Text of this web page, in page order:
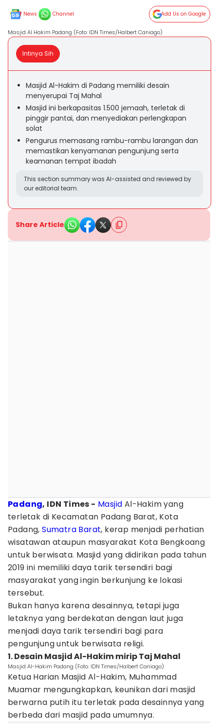
News Channel Add Us on Google
Masjid Al Hakim Padang (Foto: IDN Times/Halbert Caniago)
Intinya Sih
Masjid Al-Hakim di Padang memiliki desain
menyerupai Taj Mahal
Masjid ini berkapasitas 1.500 jemaah, terletak di
pinggir pantai, dan menyediakan perlengkapan
solat
Pengurus memasang rambu-rambu larangan dan
memastikan kenyamanan pengunjung serta
keamanan tempat ibadah
This section summary was AI-assisted and reviewed by
our editorial team.
Share Article
Padang, IDN Times - Masjid Al-Hakim yang
terletak di Kecamatan Padang Barat, Kota
Padang,Sumatra Barat, kerap menjadi perhatian
wisatawan ataupun masyarakat Kota Bengkoang
untuk berwisata. Masjid yang didirikan pada tahun
2019 ini memiliki daya tarik tersendiri bagi
masyarakat yang ingin berkunjung ke lokasi
tersebut.
Bukan hanya karena desainnya, tetapi juga
letaknya yang berdekatan dengan laut juga
menjadi daya tarik tersendiri bagi para
pengunjung untuk berwisata religi.
1. Desain Masjid Al-Hakim mirip Taj Mahal
Masjid Al-Hakim Padang (Foto: IDN Times/Halbert Caniago)
Ketua Harian Masjid Al-Hakim, Muhammad
Muamar mengungkapkan, keunikan dari masjid
berwarna putih itu terletak pada desainnya yang
berbeda dari masjid pada umumnya.